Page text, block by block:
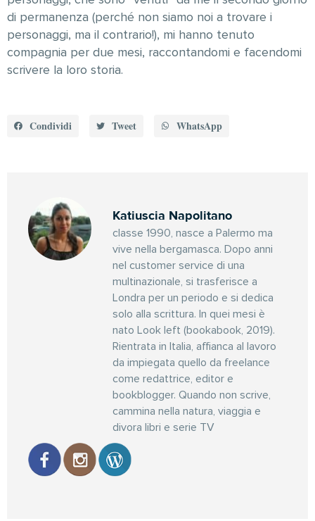
di permanenza (perché non siamo noi a trovare i
personaggi, ma il contrario!), mi hanno tenuto
compagnia per due mesi, raccontandomi e facendomi
scrivere la loro storia.
Condividi Tweet WhatsApp
Katiuscia Napolitano
classe 1990, nasce a Palermo ma
vive nella bergamasca. Dopo anni
nel customer service di una
multinazionale, si trasferisce a
Londra per un periodo e si dedica
solo alla scrittura. In quei mesi è
nato Look left (bookabook, 2019).
Rientrata in Italia, affianca al lavoro
da impiegata quello da freelance
come redattrice, editor e
bookblogger. Quando non scrive,
cammina nella natura, viaggia e
divora libri e serie TV